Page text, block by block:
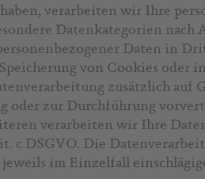
verarbeiten wir Ihre
Datenkategorien
Daten in
von Cookies
zusätzlich auf
oder zur Durchführung
verarbeiten wir Ihre
c DSGVO. Die
im Einzelfall